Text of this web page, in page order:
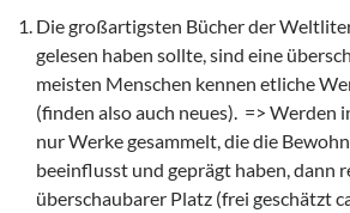
Die großartigsten Bücher der
gelesen haben sollte, sind eine
meisten Menschen kennen etliche
(finden also auch neues). => Werden
nur Werke gesammelt, die die
beeinflusst und geprägt haben, dann
überschaubarer Platz (frei geschätzt